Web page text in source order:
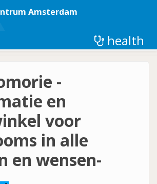
Amsterdam
health
-
en
voor
in alle
en wensen-